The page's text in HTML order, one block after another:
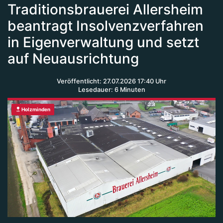
Traditionsbrauerei Allersheim
beantragt Insolvenzverfahren
in Eigenverwaltung und setzt
auf Neuausrichtung
Veröffentlicht: 27.07.2026 17:40 Uhr
Lesedauer: 6 Minuten
Holzminden